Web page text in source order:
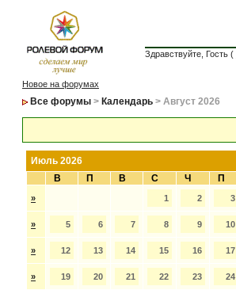
Здравствуйте, Гость (
Новое на форумах
Все форумы > Календарь > Август 2026
Июль 2026
В
П В С Ч П
» 1 2 3
» 5 6 7 8 9 10
» 12 13 14 15 16 17
» 19 20 21 22 23 24